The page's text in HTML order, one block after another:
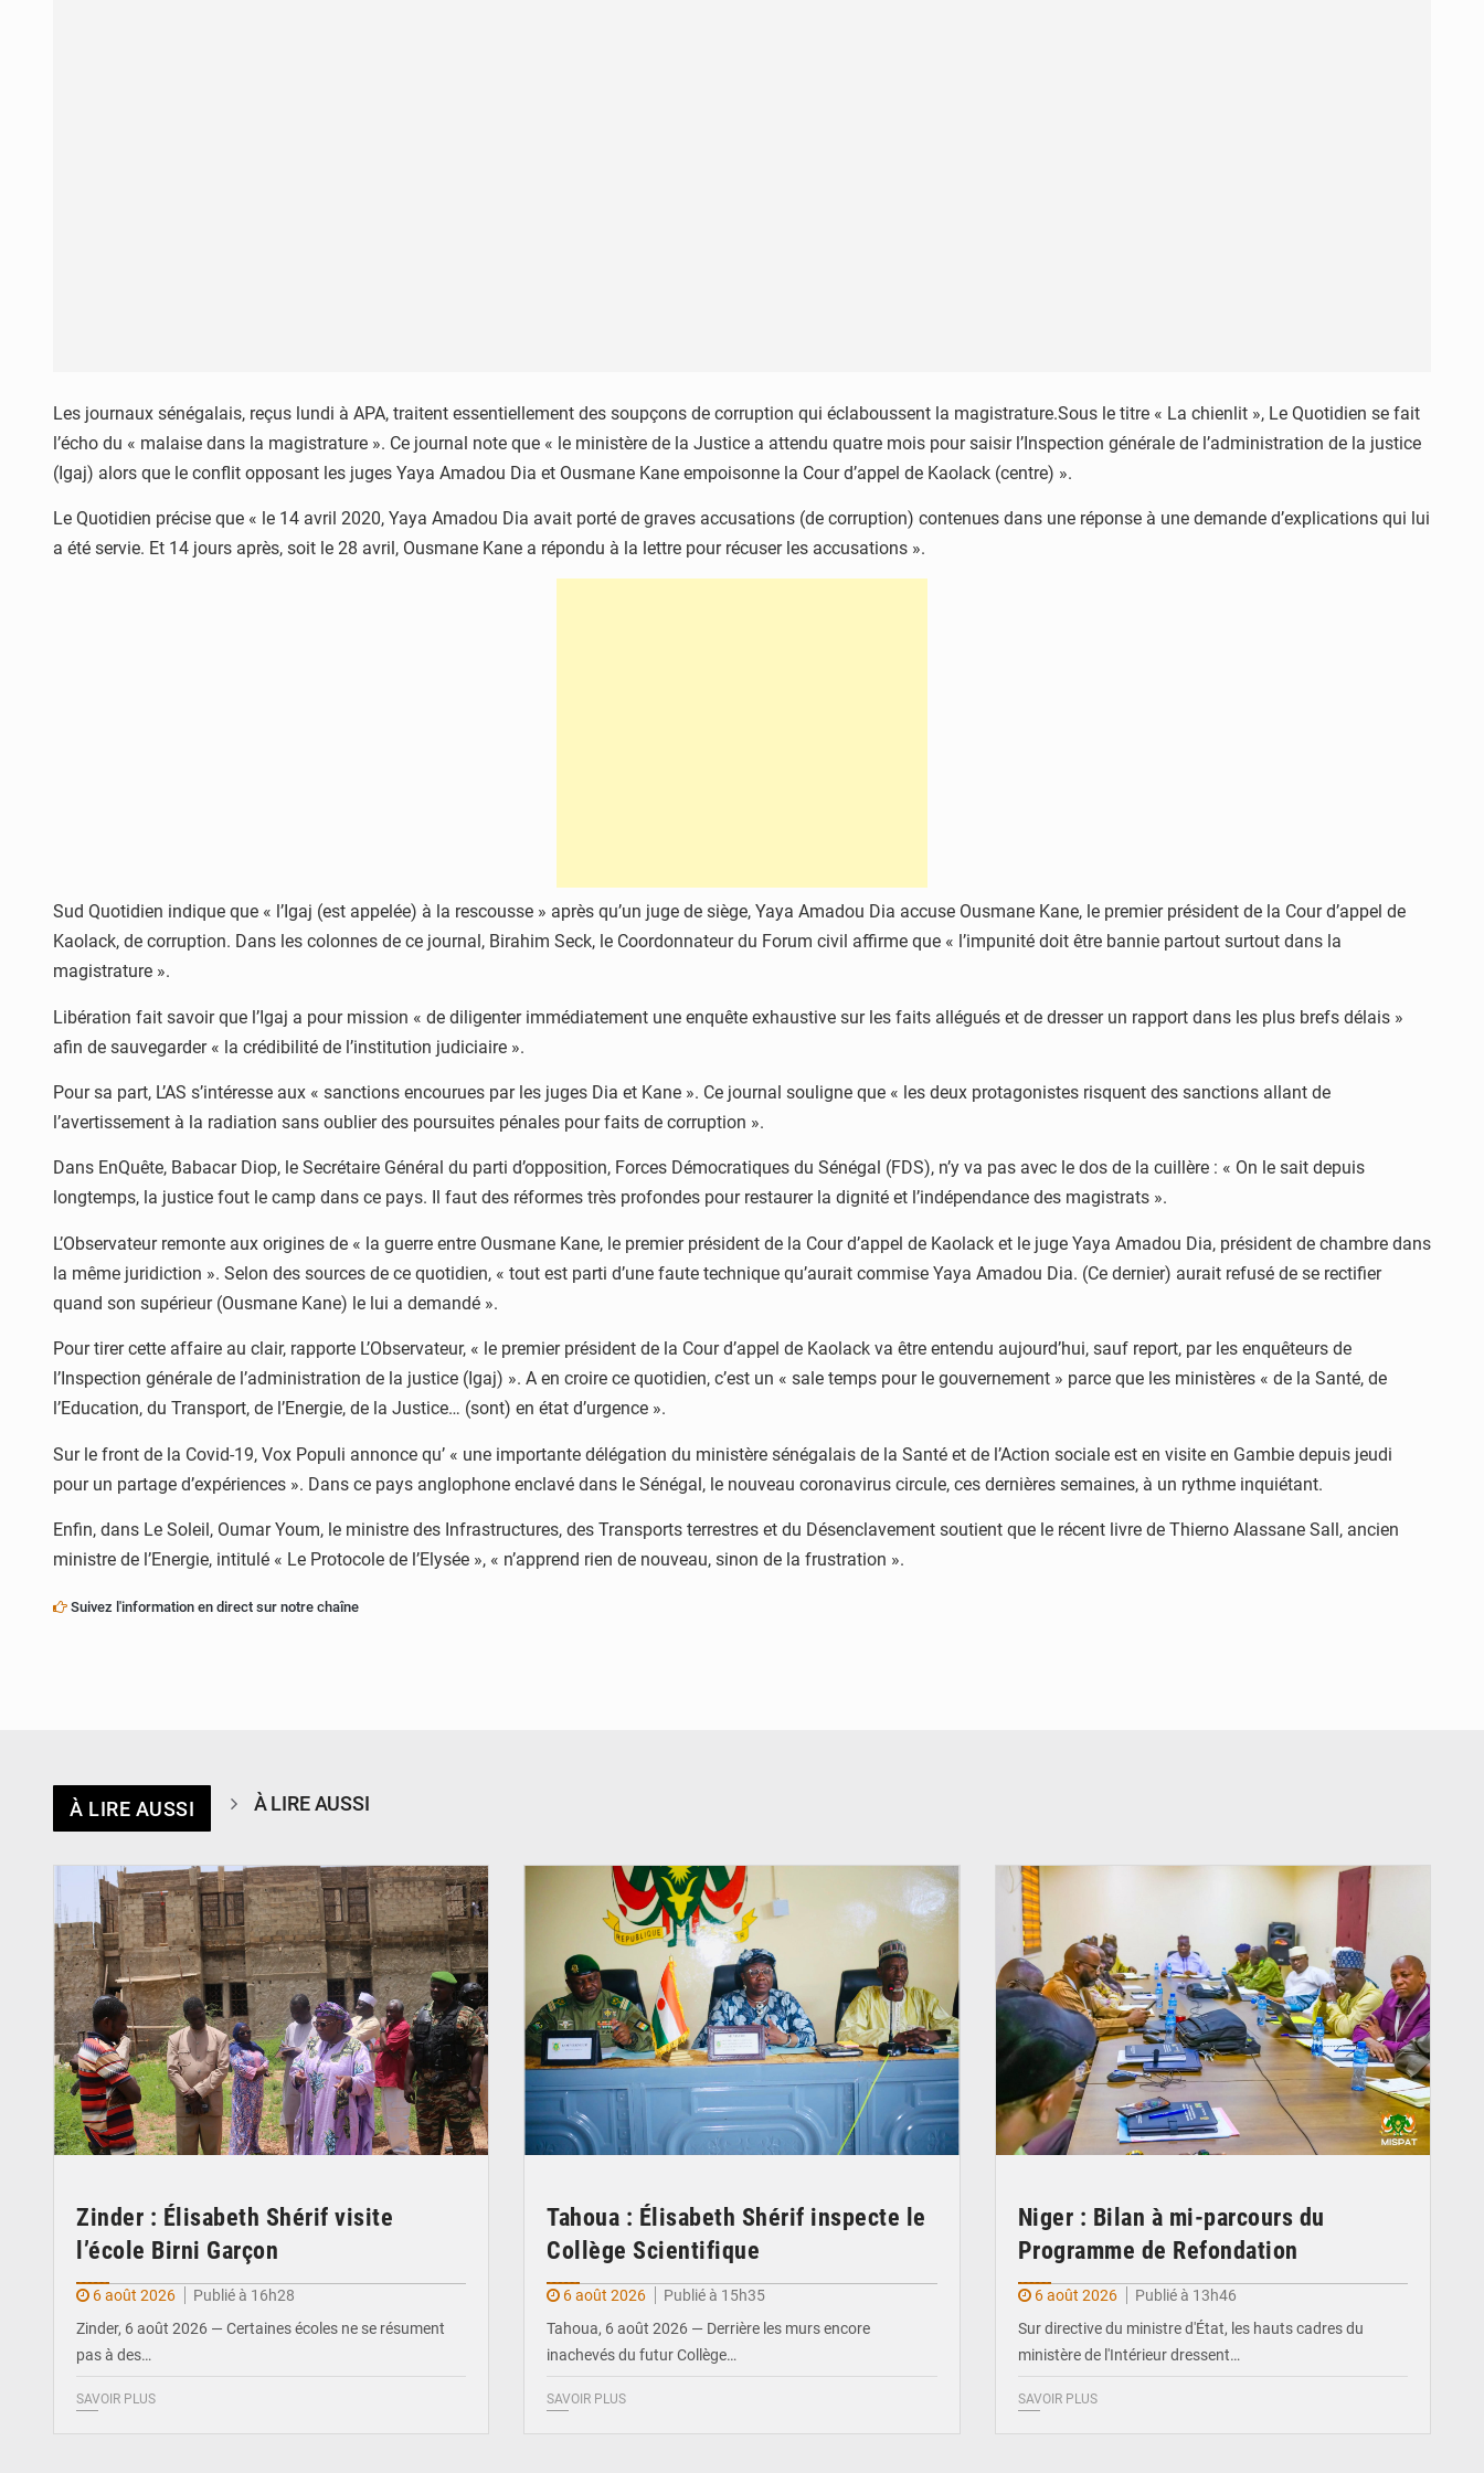
Les journaux sénégalais, reçus lundi à APA, traitent essentiellement des soupçons de corruption qui éclaboussent la magistrature.Sous le titre « La chienlit », Le Quotidien se fait
l’écho du « malaise dans la magistrature ». Ce journal note que « le ministère de la Justice a attendu quatre mois pour saisir l’Inspection générale de l’administration de la justice
(Igaj) alors que le conflit opposant les juges Yaya Amadou Dia et Ousmane Kane empoisonne la Cour d’appel de Kaolack (centre) ».
Le Quotidien précise que « le 14 avril 2020, Yaya Amadou Dia avait porté de graves accusations (de corruption) contenues dans une réponse à une demande d’explications qui lui
a été servie. Et 14 jours après, soit le 28 avril, Ousmane Kane a répondu à la lettre pour récuser les accusations ».
Sud Quotidien indique que « l’Igaj (est appelée) à la rescousse » après qu’un juge de siège, Yaya Amadou Dia accuse Ousmane Kane, le premier président de la Cour d’appel de
Kaolack, de corruption. Dans les colonnes de ce journal, Birahim Seck, le Coordonnateur du Forum civil affirme que « l’impunité doit être bannie partout surtout dans la
magistrature ».
Libération fait savoir que l’Igaj a pour mission « de diligenter immédiatement une enquête exhaustive sur les faits allégués et de dresser un rapport dans les plus brefs délais »
afin de sauvegarder « la crédibilité de l’institution judiciaire ».
Pour sa part, L’AS s’intéresse aux « sanctions encourues par les juges Dia et Kane ». Ce journal souligne que « les deux protagonistes risquent des sanctions allant de
l’avertissement à la radiation sans oublier des poursuites pénales pour faits de corruption ».
Dans EnQuête, Babacar Diop, le Secrétaire Général du parti d’opposition, Forces Démocratiques du Sénégal (FDS), n’y va pas avec le dos de la cuillère : « On le sait depuis
longtemps, la justice fout le camp dans ce pays. Il faut des réformes très profondes pour restaurer la dignité et l’indépendance des magistrats ».
L’Observateur remonte aux origines de « la guerre entre Ousmane Kane, le premier président de la Cour d’appel de Kaolack et le juge Yaya Amadou Dia, président de chambre dans
la même juridiction ». Selon des sources de ce quotidien, « tout est parti d’une faute technique qu’aurait commise Yaya Amadou Dia. (Ce dernier) aurait refusé de se rectifier
quand son supérieur (Ousmane Kane) le lui a demandé ».
Pour tirer cette affaire au clair, rapporte L’Observateur, « le premier président de la Cour d’appel de Kaolack va être entendu aujourd’hui, sauf report, par les enquêteurs de
l’Inspection générale de l’administration de la justice (Igaj) ». A en croire ce quotidien, c’est un « sale temps pour le gouvernement » parce que les ministères « de la Santé, de
l’Education, du Transport, de l’Energie, de la Justice… (sont) en état d’urgence ».
Sur le front de la Covid-19, Vox Populi annonce qu’ « une importante délégation du ministère sénégalais de la Santé et de l’Action sociale est en visite en Gambie depuis jeudi
pour un partage d’expériences ». Dans ce pays anglophone enclavé dans le Sénégal, le nouveau coronavirus circule, ces dernières semaines, à un rythme inquiétant.
Enfin, dans Le Soleil, Oumar Youm, le ministre des Infrastructures, des Transports terrestres et du Désenclavement soutient que le récent livre de Thierno Alassane Sall, ancien
ministre de l’Energie, intitulé « Le Protocole de l’Elysée », « n’apprend rien de nouveau, sinon de la frustration ».
Suivez l'information en direct sur notre chaîne
À LIRE AUSSI À LIRE AUSSI
Zinder : Élisabeth Shérif visite
l’école Birni Garçon
6 août 2026
Publié à 16h28
Zinder, 6 août 2026 — Certaines écoles ne se résument
pas à des…
SAVOIR PLUS
Tahoua : Élisabeth Shérif inspecte le
Collège Scientifique
6 août 2026
Publié à 15h35
Tahoua, 6 août 2026 — Derrière les murs encore
inachevés du futur Collège…
SAVOIR PLUS
Niger : Bilan à mi-parcours du
Programme de Refondation
6 août 2026
Publié à 13h46
Sur directive du ministre d'État, les hauts cadres du
ministère de l'Intérieur dressent…
SAVOIR PLUS